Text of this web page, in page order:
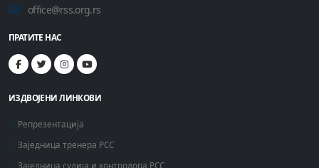
office@rss.org.rs
ПРАТИТЕ НАС
ИЗДВОЈЕНИ ЛИНКОВИ
Репрезентација
Заједница тренера РСС
Заједница судија и контролора РСС